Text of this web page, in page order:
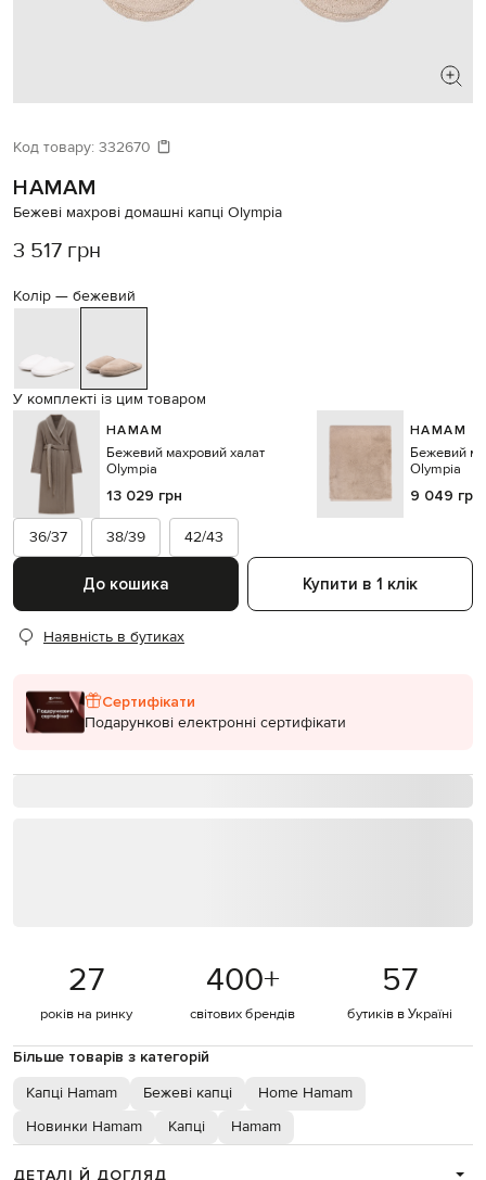
Код товару: 332670
HAMAM
Бежеві махрові домашні капці Olympia
3 517 грн
Колір — бежевий
У комплекті із цим товаром
HAMAM
Бежевий махровий халат
Olympia
13 029 грн
HAMAM
Бежевий
Olympia
9 049 грн
36/37 38/39 42/43
До кошика Купити в 1 клік
Наявність в бутиках
Сертифікати
Подарункові електронні сертифікати
27
років на ринку
400+
світових брендів
57
бутиків в Україні
Більше товарів з категорій
Капці Hamam Бежеві капці
Home Hamam
Новинки Hamam
Капці Hamam
ДЕТАЛІ Й ДОГЛЯД